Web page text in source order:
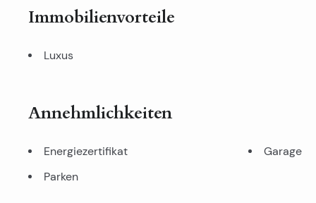
Immobilienvorteile
Luxus
Annehmlichkeiten
Energiezertifikat Garage
Parken